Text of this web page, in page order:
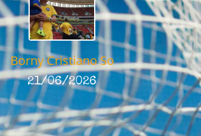
Borny Cristiano So
21/06/2026